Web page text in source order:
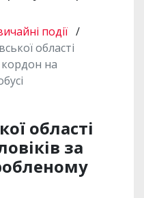
події /
області
кордон на
області
за